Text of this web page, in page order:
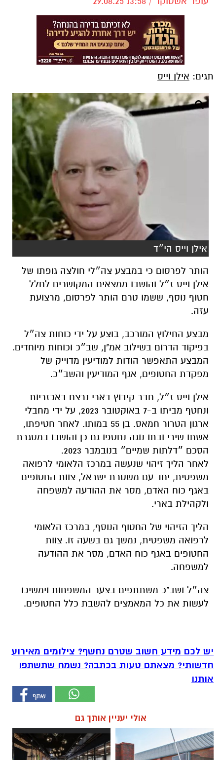
תגים: אילן וייס
אילן וייס הי״ד
הותר לפרסום כי במבצע צה״לי חולצה גופתו של
אילן וייס ז״ל והושבו ממצאים המקושרים לחלל
חטוף נוסף, ששמו טרם הותר לפרסום, מרצועת
עזה.
מבצע החילוץ המורכב, בוצע על ידי כוחות צה״ל
בפיקוד הדרום בשילוב אמ"ן, שב״כ וכוחות מיוחדים.
המבצע התאפשר הודות למודיעין מדוייק של
מפקדת החטופים, אגף המודיעין והשב״כ.
אילן וייס ז״ל, חבר קיבוץ בארי נרצח באכזריות
ונחטף מביתו ב-7 באוקטובר 2023, על ידי מחבלי
ארגון הטרור חמאס. בן 55 במותו. לאחר חטיפתו,
אשתו שירי ובתו נוגה נחטפו גם כן והושבו במסגרת
הסכם ״דלתות שמיים״ בנובמבר 2023.
לאחר הליך זיהוי שנעשה במרכז הלאומי לרפואה
משפטית, יחד עם משטרת ישראל, צוות החטופים
באגף כוח האדם, מסר את ההודעה למשפחה
ולקהילת בארי.
הליך הזיהוי של החטוף הנוסף, במרכז הלאומי
לרפואה משפטית, נמשך גם בשעה זו. צוות
החטופים באגף כוח האדם, מסר את ההודעה
למשפחה.
צה״ל ושב"כ משתתפים בצער המשפחות וימשיכו
לעשות את כל המאמצים להשבת כלל החטופים.
יש לכם מידע חשוב שטרם נחשף? צילומים מאירוע
חדשותי? מצאתם טעות בכתבה? נשמח שתשתפו
אותנו
אולי יעניין אותך גם